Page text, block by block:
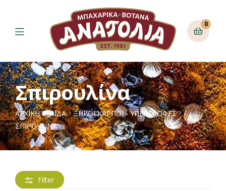
0
Σπιρουλίνα
ΑΡΧΙΚΉ ΣΕΛΊΔΑ
ΞΗΡΟΙ ΚΑΡΠΟΙ - ΥΠΕΡΤΡΟΦΕΣ
ΣΠΙΡΟΥΛΊΝΑ
Filter